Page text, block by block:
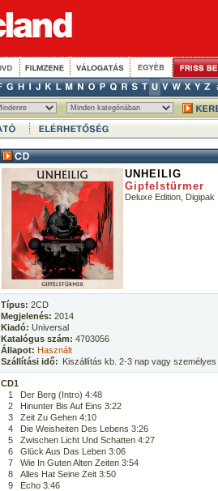
UNHEILIG
Gipfelstürmer
Deluxe Edition, Digipak
Típus: 2CD
Megjelenés: 2014
Kiadó: Universal
Katalógus szám: 4703056
Állapot: Használt
Szállítási idő: Kiszállítás kb. 2-3 nap vagy
CD1
1
Der Berg (Intro) 4:48
2
Hinunter Bis Auf Eins 3:22
3
Zeit Zu Gehen 4:10
4
Die Weisheiten Des Lebens 3:26
5
Zwischen Licht Und Schatten 4:27
6
Glück Aus Das Leben 3:06
7
Wie In Guten Alten Zeiten 3:54
8
Alles Hat Seine Zeit 3:50
9
Echo 3:46